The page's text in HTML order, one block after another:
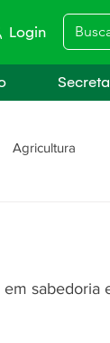
Login
Agricultura
sabedoria